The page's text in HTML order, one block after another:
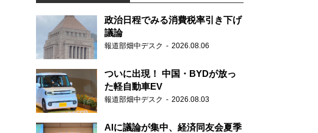
政治日程でみる消費税率引き下げ
議論
報道部畑中デスク 2026.08.06
ついに出現！ 中国・BYDが放っ
た軽自動車EV
報道部畑中デスク 2026.08.03
AIに議論が集中、経済同友会夏季